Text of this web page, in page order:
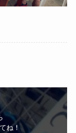
ね！